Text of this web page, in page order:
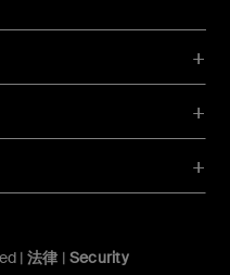
| 法律 | Security